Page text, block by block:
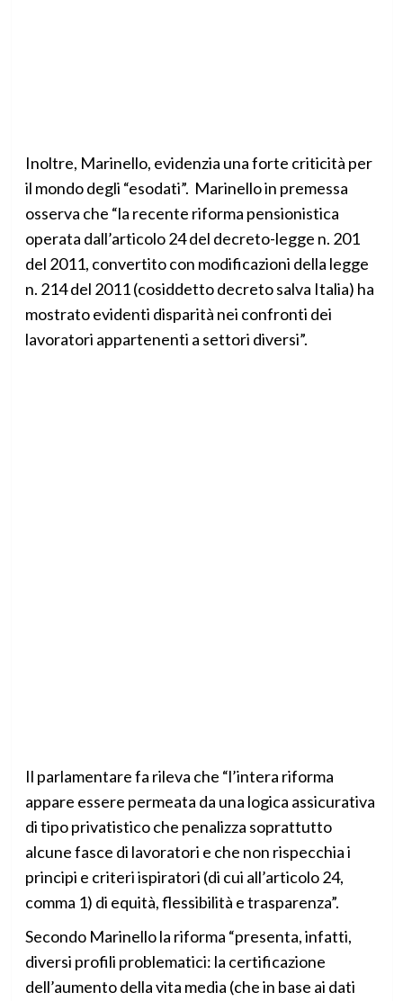
Inoltre, Marinello, evidenzia una forte criticità per
il mondo degli “esodati”. Marinello in premessa
osserva che “la recente riforma pensionistica
operata dall’articolo 24 del decreto-legge n. 201
del 2011, convertito con modificazioni della legge
n. 214 del 2011 (cosiddetto decreto salva Italia) ha
mostrato evidenti disparità nei confronti dei
lavoratori appartenenti a settori diversi”.
Il parlamentare fa rileva che “l’intera riforma
appare essere permeata da una logica assicurativa
di tipo privatistico che penalizza soprattutto
alcune fasce di lavoratori e che non rispecchia i
principi e criteri ispiratori (di cui all’articolo 24,
comma 1) di equità, flessibilità e trasparenza”.
Secondo Marinello la riforma “presenta, infatti,
diversi profili problematici: la certificazione
dell’aumento della vita media (che in base ai dati